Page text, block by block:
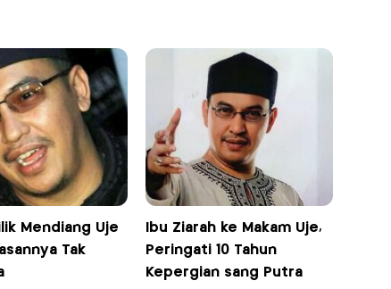
Mendiang Uje
Tak
Ibu Ziarah ke Makam Uje,
Peringati 10 Tahun
Kepergian sang Putra